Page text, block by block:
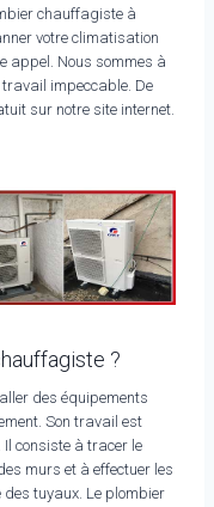
chauffagiste à
votre climatisation
appel. Nous sommes à
impeccable. De
sur notre site internet.
?
des équipements
Son travail est
consiste à tracer le
murs et à effectuer les
tuyaux. Le plombier